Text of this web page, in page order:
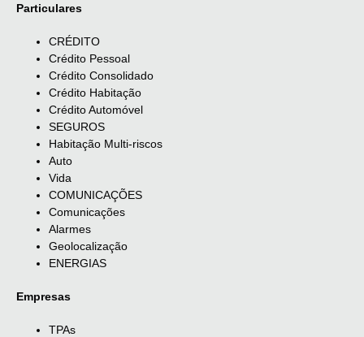
Particulares
CRÉDITO
Crédito Pessoal
Crédito Consolidado
Crédito Habitação
Crédito Automóvel
SEGUROS
Habitação Multi-riscos
Auto
Vida
COMUNICAÇÕES
Comunicações
Alarmes
Geolocalização
ENERGIAS
Empresas
TPAs